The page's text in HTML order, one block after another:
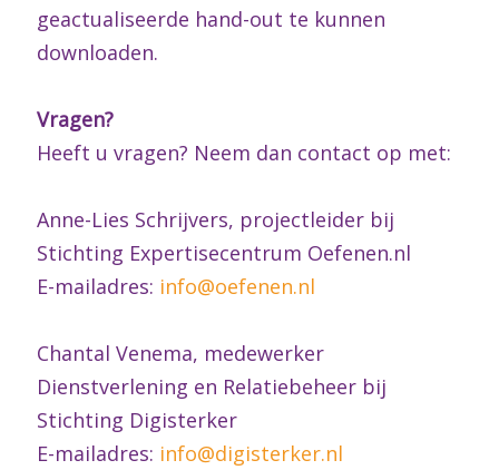
geactualiseerde hand-out te kunnen
downloaden.
Vragen?
Heeft u vragen? Neem dan contact op met:
Anne-Lies Schrijvers, projectleider bij
Stichting Expertisecentrum Oefenen.nl
E-mailadres: info@oefenen.nl
Chantal Venema, medewerker
Dienstverlening en Relatiebeheer bij
Stichting Digisterker
E-mailadres: info@digisterker.nl